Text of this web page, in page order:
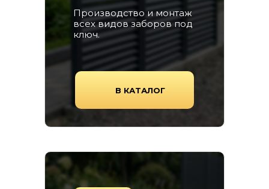
Производство и монтаж
всех видов заборов под
ключ.
В КАТАЛОГ